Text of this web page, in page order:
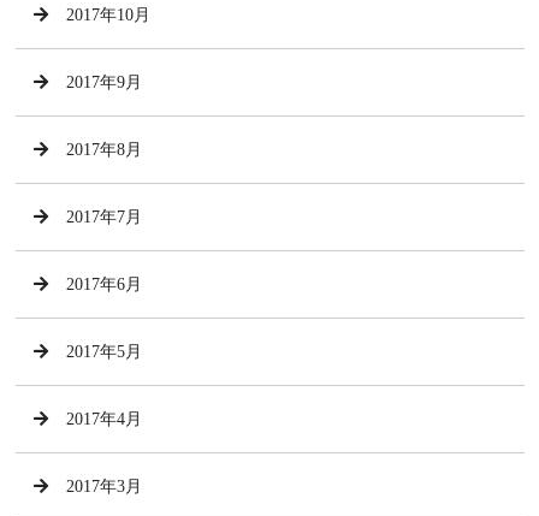
2017年10月
2017年9月
2017年8月
2017年7月
2017年6月
2017年5月
2017年4月
2017年3月